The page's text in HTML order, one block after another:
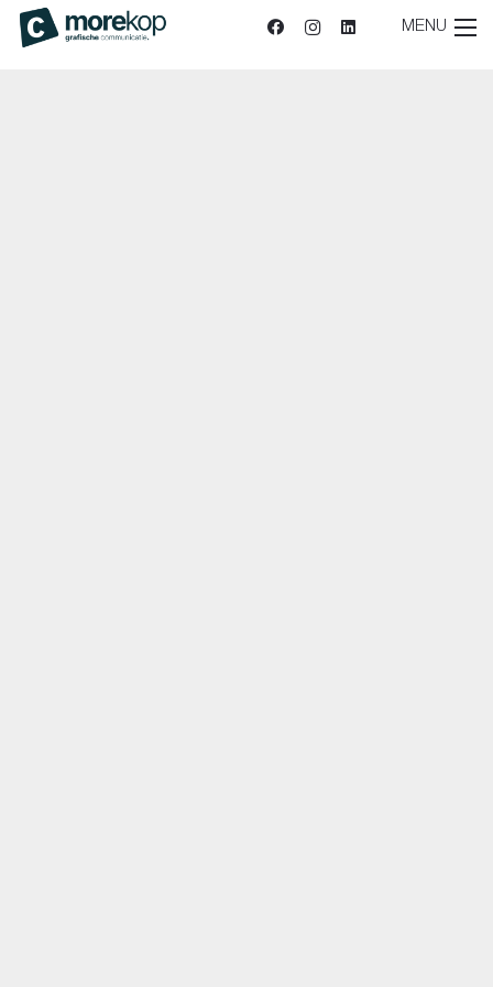
MENU
Sitemap|Privacy| reCAPTCHA Privacy Policy en voorwaarden